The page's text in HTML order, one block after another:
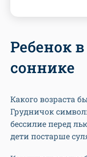
Ребенок
соннике
Какого возраста
Грудничок
бессилие перед
дети постарше